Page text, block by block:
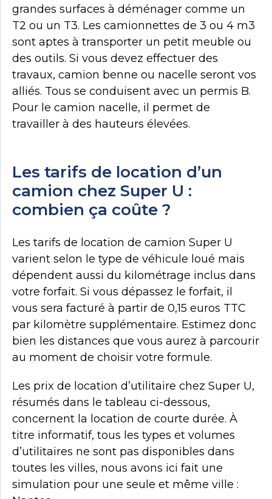
grandes surfaces à déménager comme un
T2 ou un T3. Les camionnettes de 3 ou 4 m3
sont aptes à transporter un petit meuble ou
des outils. Si vous devez effectuer des
travaux, camion benne ou nacelle seront vos
alliés. Tous se conduisent avec un permis B.
Pour le camion nacelle, il permet de
travailler à des hauteurs élevées.
Les tarifs de location d’un
camion chez Super U :
combien ça coûte ?
Les tarifs de location de camion Super U
varient selon le type de véhicule loué mais
dépendent aussi du kilométrage inclus dans
votre forfait. Si vous dépassez le forfait, il
vous sera facturé à partir de 0,15 euros TTC
par kilomètre supplémentaire. Estimez donc
bien les distances que vous aurez à parcourir
au moment de choisir votre formule.
Les prix de location d’utilitaire chez Super U,
résumés dans le tableau ci-dessous,
concernent la location de courte durée. À
titre informatif, tous les types et volumes
d’utilitaires ne sont pas disponibles dans
toutes les villes, nous avons ici fait une
simulation pour une seule et même ville :